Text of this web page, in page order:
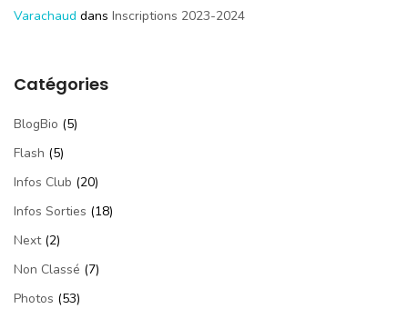
Varachaud dans Inscriptions 2023-2024
Catégories
BlogBio (5)
Flash (5)
Infos Club (20)
Infos Sorties (18)
Next(2)
Non Classé (7)
Photos (53)